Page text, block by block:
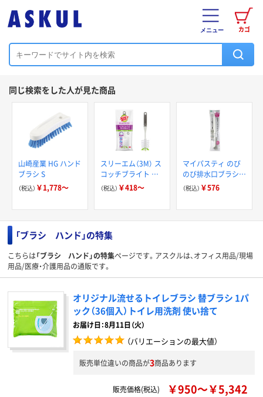
カゴ
メニュー
同じ検索をした人が見た商品
山崎産業 HG ハンド
ブラシ S
（税込） ￥1,778～
スリーエム（3M） ス
コッチブライト キ
ッチン用ブラシ 抗
（税込） ￥418～
マイパスティ のび
のび排水口ブラシ
洗いやすい直角ブラ
（税込） ￥576
「ブラシ ハンド」の特集
こちらは「ブラシ ハンド」の特集ページです。アスクルは、オフィス用品/現場
用品/医療・介護用品の通販です。
オリジナル流せるトイレブラシ 替ブラシ 1パ
ック（36個入）トイレ用洗剤 使い捨て
お届け日：8月11日（火）
（バリエーションの最大値）
販売単位違いの商品が3商品あります
販売価格(税込) ￥950～￥5,342